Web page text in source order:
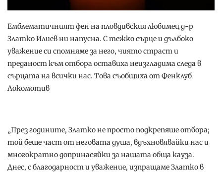
Емблематичният фен на пловдивския любимец д-р
Златко Илиев ни напусна. С тежко сърце и дълбоко
уважение си спомняме за него, чиято страст и
преданост към отбора оставиха неизгладима следа в
сърцата на всички нас. Това съобщиха от Фенклуб
Локомотив
„През годините, Златко не просто подкрепяше отбора;
той беше част от неговата душа, вдъхновявайки нас и
многократно допринасяйки за нашата обща кауза.
Днес, с благодарност и уважение, изпращаме Златко в